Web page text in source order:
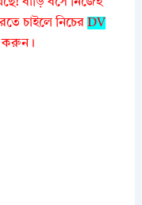
চাইলে নিচের DV
করুন।